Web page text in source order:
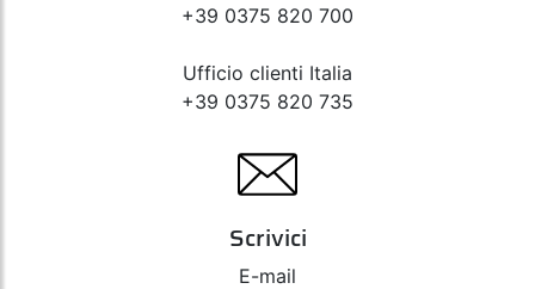
+39 0375 820 700
Ufficio clienti Italia
+39 0375 820 735
Scrivici
E-mail